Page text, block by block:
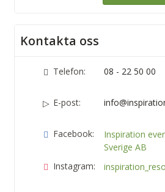
Kontakta oss
Telefon: 08 - 22 50 00
E-post:
Facebook:
Inspiration
Sverige AB
Instagram: